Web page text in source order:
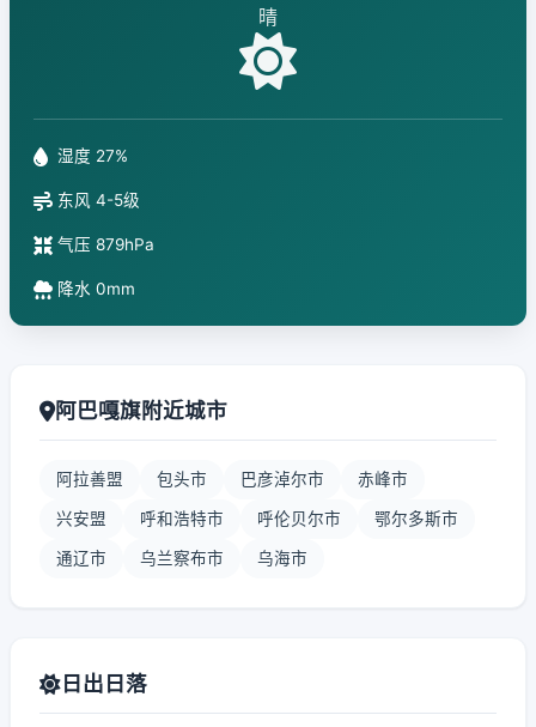
晴
湿度 27%
东风 4-5级
气压 879hPa
降水 0mm
阿巴嘎旗附近城市
阿拉善盟 包头市 巴彦淖尔市 赤峰市
兴安盟 呼和浩特市 呼伦贝尔市 鄂尔多斯市
通辽市 乌兰察布市 乌海市
日出日落